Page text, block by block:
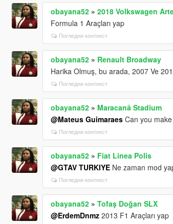
obayana52» 2018 Volkswagen
Formula 1 Araçları yap
Погледни контекст
obayana52» Renault Broadway
Harika Olmuş, bu arada, 2007 Ve
Погледни контекст
obayana52» Maracanã Stadium
@Mateus GuimaraesCan you
Погледни контекст
obayana52» Fiat Linea Polis
@GTAV TURKIYENe zaman mod
Погледни контекст
obayana52» Tofaş Doğan SLX
@ErdemDnmz2013 F1 Araçları yap